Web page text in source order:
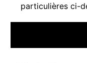
particulières ci-